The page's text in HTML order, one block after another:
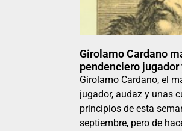
Girolamo Cardano
pendenciero jugador
Girolamo Cardano, el
jugador, audaz y unas
principios de esta
septiembre, pero de